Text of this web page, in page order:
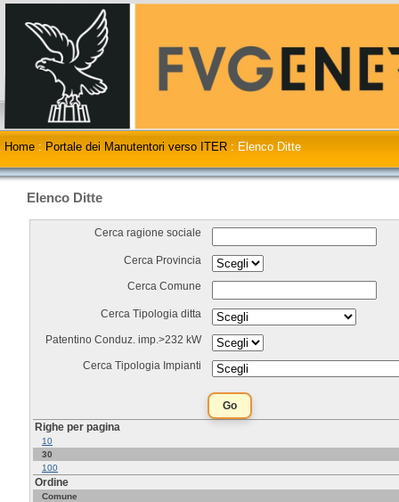
Home : Portale dei Manutentori verso ITER : Elenco Ditte
Elenco Ditte
Cerca ragione sociale
Cerca Provincia
Cerca Comune
Cerca Tipologia ditta
Patentino Conduz. imp.>232 kW
Cerca Tipologia Impianti
Righe per pagina
10
30
100
Ordine
Comune